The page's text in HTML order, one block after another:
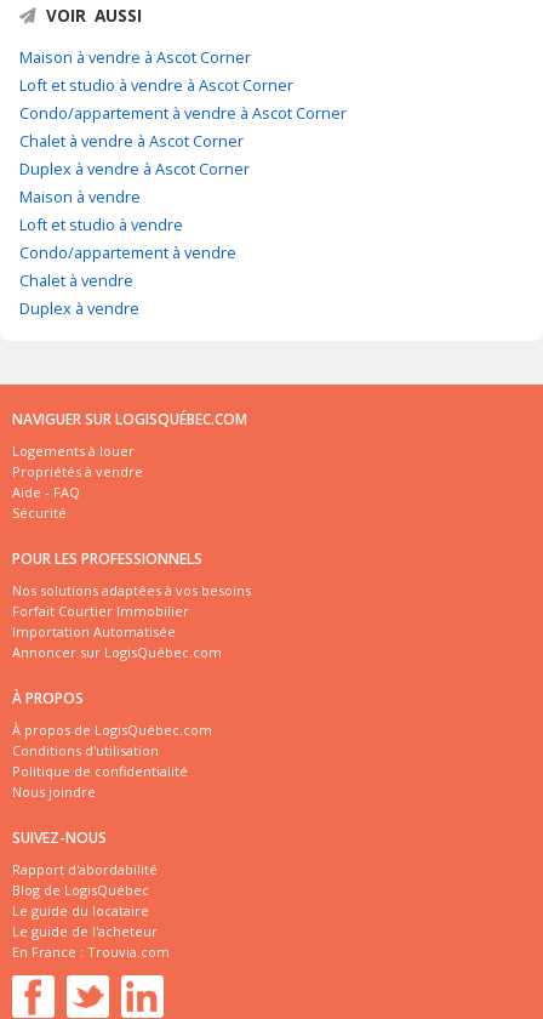
VOIR AUSSI
Maison à vendre à Ascot Corner
Loft et studio à vendre à Ascot Corner
Condo/appartement à vendre à Ascot Corner
Chalet à vendre à Ascot Corner
Duplex à vendre à Ascot Corner
Maison à vendre
Loft et studio à vendre
Condo/appartement à vendre
Chalet à vendre
Duplex à vendre
NAVIGUER SUR LOGISQUÉBEC.COM
Logements à louer
Propriétés à vendre
Aide - FAQ
Sécurité
POUR LES PROFESSIONNELS
Nos solutions adaptées à vos besoins
Forfait Courtier Immobilier
Importation Automatisée
Annoncer sur LogisQuébec.com
À PROPOS
À propos de LogisQuébec.com
Conditions d'utilisation
Politique de confidentialité
Nous joindre
SUIVEZ-NOUS
Rapport d'abordabilité
Blog de LogisQuébec
Le guide du locataire
Le guide de l'acheteur
En France : Trouvia.com